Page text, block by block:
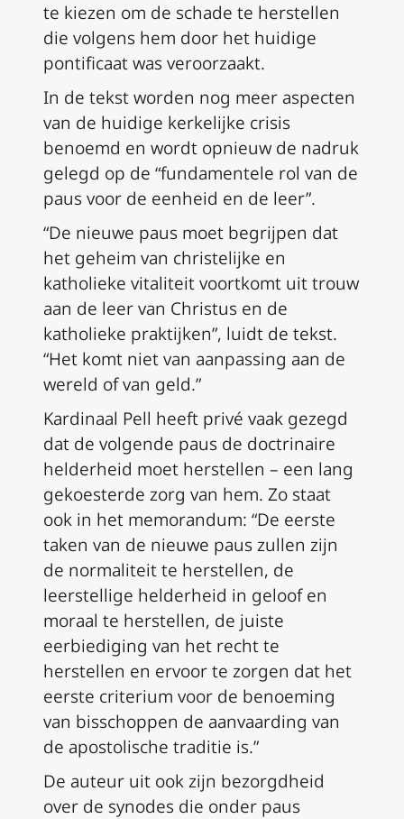
te kiezen om de schade te herstellen
die volgens hem door het huidige
pontificaat was veroorzaakt.
In de tekst worden nog meer aspecten
van de huidige kerkelijke crisis
benoemd en wordt opnieuw de nadruk
gelegd op de “fundamentele rol van de
paus voor de eenheid en de leer”.
“De nieuwe paus moet begrijpen dat
het geheim van christelijke en
katholieke vitaliteit voortkomt uit trouw
aan de leer van Christus en de
katholieke praktijken”, luidt de tekst.
“Het komt niet van aanpassing aan de
wereld of van geld.”
Kardinaal Pell heeft privé vaak gezegd
dat de volgende paus de doctrinaire
helderheid moet herstellen – een lang
gekoesterde zorg van hem. Zo staat
ook in het memorandum: “De eerste
taken van de nieuwe paus zullen zijn
de normaliteit te herstellen, de
leerstellige helderheid in geloof en
moraal te herstellen, de juiste
eerbiediging van het recht te
herstellen en ervoor te zorgen dat het
eerste criterium voor de benoeming
van bisschoppen de aanvaarding van
de apostolische traditie is.”
De auteur uit ook zijn bezorgdheid
over de synodes die onder paus